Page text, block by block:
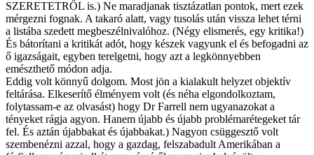
SZERETETRŐL is.) Ne maradjanak tisztázatlan pontok, mert ezek
mérgezni fognak. A takaró alatt, vagy tusolás után vissza lehet térni
a listába szedett megbeszélnivalóhoz. (Négy elismerés, egy kritika!)
És bátorítani a kritikát adót, hogy készek vagyunk el és befogadni az
ő igazságait, egyben terelgetni, hogy azt a legkönnyebben
emészthető módon adja.
Eddig volt könnyű dolgom. Most jön a kialakult helyzet objektív
feltárása. Elkeserítő élményem volt (és néha elgondolkoztam,
folytassam-e az olvasást) hogy Dr Farrell nem ugyanazokat a
tényeket rágja agyon. Hanem újabb és újabb problémarétegeket tár
fel. És aztán újabbakat és újabbakat.) Nagyon csüggesztő volt
szembenézni azzal, hogy a gazdag, felszabadult Amerikában a